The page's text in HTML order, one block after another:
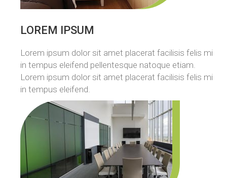
LOREM IPSUM
Lorem ipsum dolor sit amet placerat facilisis felis mi
in tempus eleifend pellentesque natoque etiam.
Lorem ipsum dolor sit amet placerat facilisis felis mi
in tempus eleifend.